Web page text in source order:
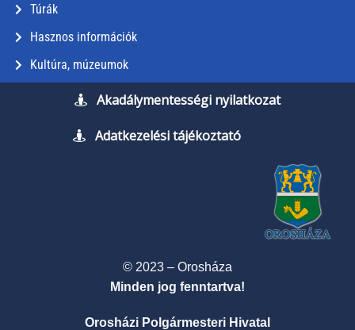
Túrák
Hasznos információk
Kultúra, múzeumok
Akadálymentességi nyilatkozat
Adatkezelési tájékoztató
© 2023 – Orosháza
Minden jog fenntartva!
Orosházi Polgármesteri Hivatal